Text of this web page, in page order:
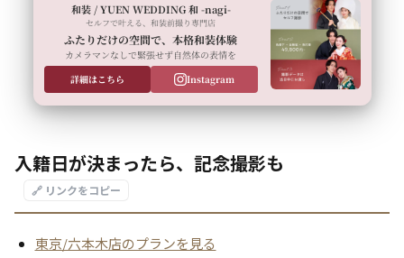
和装 / YUEN WEDDING 和 -nagi-
セルフで叶える、和装前撮り専門店
ふたりだけの空間で、本格和装体験
カメラマンなしで緊張せず自然体の表情を
詳細はこちら
Instagram
入籍日が決まったら、記念撮影も
🔗 リンクをコピー
東京/六本木店のプランを見る